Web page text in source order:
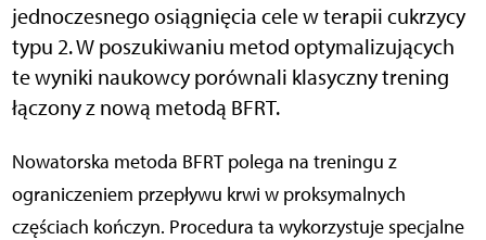
jednoczesnego osiągnięcia cele w terapii cukrzycy
typu 2. W poszukiwaniu metod optymalizujących
te wyniki naukowcy porównali klasyczny trening
łączony z nową metodą BFRT.
Nowatorska metoda BFRT polega na treningu z
ograniczeniem przepływu krwi w proksymalnych
częściach kończyn. Procedura ta wykorzystuje specjalne